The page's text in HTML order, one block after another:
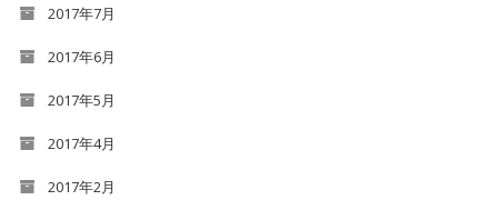
2017年7月
2017年6月
2017年5月
2017年4月
2017年2月